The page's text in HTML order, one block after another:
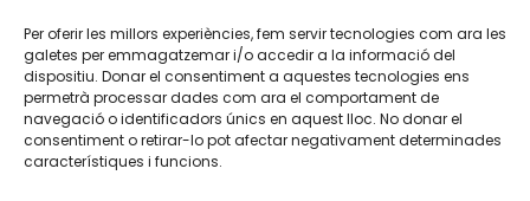
Per oferir les millors experiències, fem servir tecnologies com ara les
galetes per emmagatzemar i/o accedir a la informació del
dispositiu. Donar el consentiment a aquestes tecnologies ens
permetrà processar dades com ara el comportament de
navegació o identificadors únics en aquest lloc. No donar el
consentiment o retirar-lo pot afectar negativament determinades
característiques i funcions.
TW YTB IG FB IN
Legal NoticeCookie Policy